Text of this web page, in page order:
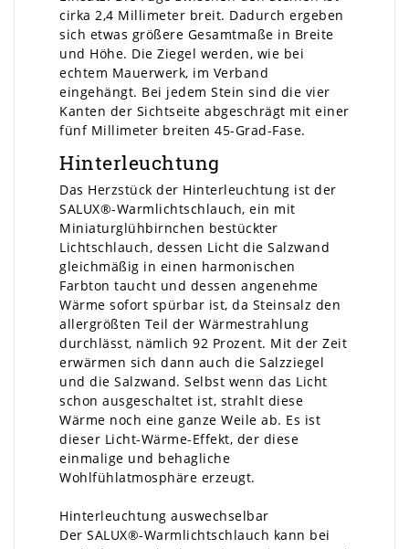
cirka 2,4 Millimeter breit. Dadurch ergeben
sich etwas größere Gesamtmaße in Breite
und Höhe. Die Ziegel werden, wie bei
echtem Mauerwerk, im Verband
eingehängt. Bei jedem Stein sind die vier
Kanten der Sichtseite abgeschrägt mit einer
fünf Millimeter breiten 45-Grad-Fase.
Hinterleuchtung
Das Herzstück der Hinterleuchtung ist der
SALUX®-Warmlichtschlauch, ein mit
Miniaturglühbirnchen bestückter
Lichtschlauch, dessen Licht die Salzwand
gleichmäßig in einen harmonischen
Farbton taucht und dessen angenehme
Wärme sofort spürbar ist, da Steinsalz den
allergrößten Teil der Wärmestrahlung
durchlässt, nämlich 92 Prozent. Mit der Zeit
erwärmen sich dann auch die Salzziegel
und die Salzwand. Selbst wenn das Licht
schon ausgeschaltet ist, strahlt diese
Wärme noch eine ganze Weile ab. Es ist
dieser Licht-Wärme-Effekt, der diese
einmalige und behagliche
Wohlfühlatmosphäre erzeugt.
Hinterleuchtung auswechselbar
Der SALUX®-Warmlichtschlauch kann bei